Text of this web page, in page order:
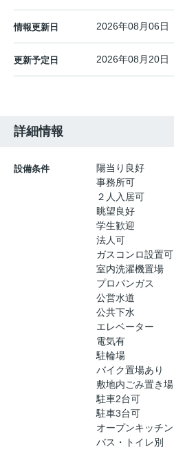
情報更新日 2026年08月06日
更新予定日 2026年08月20日
詳細情報
設備条件
陽当り良好
事務所可
２人入居可
眺望良好
学生歓迎
法人可
ガスコンロ設置可
室内洗濯機置場
プロパンガス
公営水道
公共下水
エレベーター
電気有
駐輪場
バイク置場あり
敷地内ごみ置き場
駐車2台可
駐車3台可
オープンキッチン
バス・トイレ別